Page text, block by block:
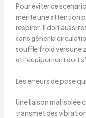
Pour éviter ce
mérite une attention
respirer. Il doit aussi
sans gêner la
souffle froid vers une
et l’équipement doit
Les erreurs de pose
Une liaison mal isolée
transmet des